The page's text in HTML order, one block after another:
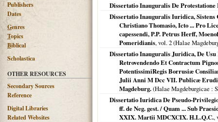
Publishers
Dates
Genres
Topics
Biblical
Scholastica
OTHER RESOURCES
Secondary Sources
Reference
Digital Libraries
Related Websites
Dissertatio Inauguralis De
Dissertatio Inauguralis Iuridica, Sistens
Christiano Thomasio, Icto ... Pro
capessendi, P.P. Petrus Herff,
Pomeridianis, vol. 2 (Halae
Dissertatio Inauguralis Juridica, De
Retrovendendo Et Contractum
PotentissimiRegis Borrusiæ
Julii Anni M Dcc VII. Publicæ
Magdeburg.(Halae Magdeburgicae :
Dissertatio Iuridica De Pseudo-
ff. de Neg. gest. / Quam ... Sub
XXIX. Martii MDCXCIX. H.L.Q.C.,